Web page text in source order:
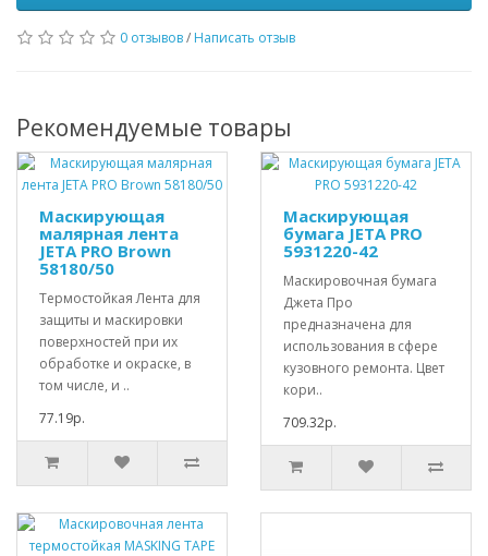
0 отзывов/ Написать отзыв
Рекомендуемые товары
Маскирующая
малярная лента
JETA PRO Brown
58180/50
Термостойкая Лента для
защиты и маскировки
поверхностей при их
обработке и окраске, в
том числе, и ..
77.19р.
Маскирующая
бумага JETA PRO
5931220-42
Маскировочная бумага
Джета Про
предназначена для
использования в сфере
кузовного ремонта. Цвет
кори..
709.32р.